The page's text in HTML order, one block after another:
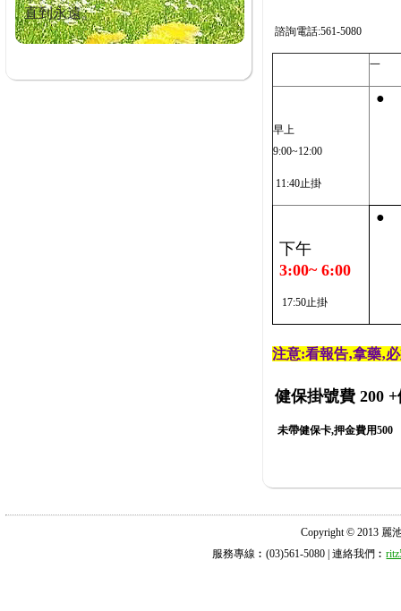
直到永遠。
諮詢電話:561-5080
一
早上
9:00~12:00
11:40止掛
●
下午
3:00~ 6:00
17:50止掛
●
注意:看報告‚拿藥‚
健保掛號費 200 +
未帶健保卡,押金費用500
Copyright © 2013 麗
服務專線︰(03)561-5080 | 連絡我們︰